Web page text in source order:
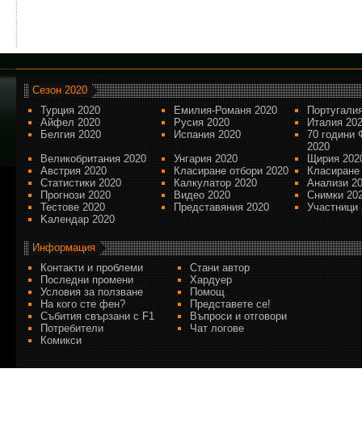
Сезон 2020
Турция 2020
Емилия-Романя 2020
Айфел 2020
Русия 2020
Италия
Белгия 2020
Испания 2020
70 години
2020
Великобритания 2020
Унгария 2020
Щирия
Австрия 2020
Класиране отбори 2020
Статистики 2020
Калкулатор 2020
Анализи
Прогнози 2020
Видео 2020
Снимки
Тестове 2020
Представяния 2020
Участници
Kалендар 2020
Информация
Контакти и проблеми
Стани автор
Последни промени
Хардуер
Условия за ползване
Помощ
На кого сте фен?
Представете се!
Събития свързани с F1
Въпроси и отговори
Потребители
Чат логове
Комикси